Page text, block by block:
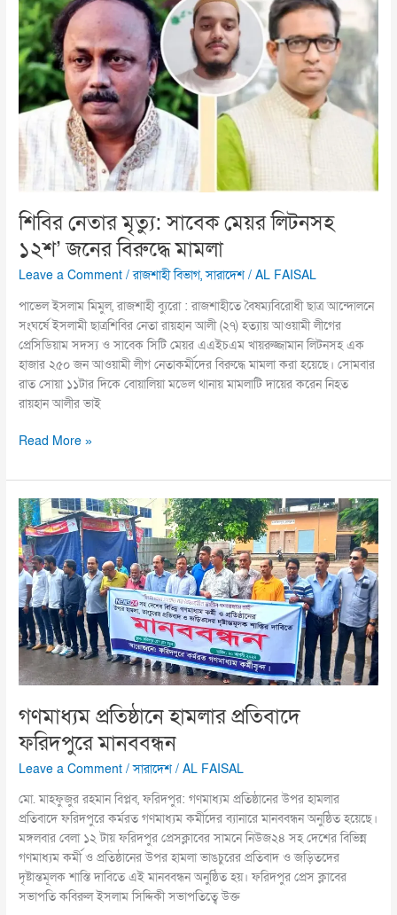
শিবির নেতার মৃত্যু: সাবেক মেয়র লিটনসহ
১২শ’ জনের বিরুদ্ধে মামলা
Leave a Comment /রাজশাহী বিভাগ,সারাদেশ /AL FAISAL
পাভেল ইসলাম মিমুল, রাজশাহী ব্যুরো : রাজশাহীতে বৈষম্যবিরোধী ছাত্র আন্দোলনে
সংঘর্ষে ইসলামী ছাত্রশিবির নেতা রায়হান আলী (২৭) হত্যায় আওয়ামী লীগের
প্রেসিডিয়াম সদস্য ও সাবেক সিটি মেয়র এএইচএম খায়রুজ্জামান লিটনসহ এক
হাজার ২৫০ জন আওয়ামী লীগ নেতাকর্মীদের বিরুদ্ধে মামলা করা হয়েছে। সোমবার
রাত সোয়া ১১টার দিকে বোয়ালিয়া মডেল থানায় মামলাটি দায়ের করেন নিহত
রায়হান আলীর ভাই
নেতার
মৃত্যু:
সাবেক
মেয়র
লিটনসহ
১২শ’
জনের
বিরুদ্ধে
মামলা
Read More »
গণমাধ্যম প্রতিষ্ঠানে হামলার প্রতিবাদে
ফরিদপুরে মানববন্ধন
Leave a Comment /সারাদেশ /AL FAISAL
মো. মাহফুজুর রহমান বিপ্লব, ফরিদপুর: গণমাধ্যম প্রতিষ্ঠানের উপর হামলার
প্রতিবাদে ফরিদপুরে কর্মরত গণমাধ্যম কর্মীদের ব্যানারে মানববন্ধন অনুষ্ঠিত হয়েছে।
মঙ্গলবার বেলা ১২ টায় ফরিদপুর প্রেসক্লাবের সামনে নিউজ২৪ সহ দেশের বিভিন্ন
গণমাধ্যম কর্মী ‌ও প্রতিষ্ঠানের উপর হামলা ভাঙচুরের প্রতিবাদ ও জড়িতদের
দৃষ্টান্তমূলক শাস্তি দাবিতে এই মানববন্ধন অনুষ্ঠিত হয়। ফরিদপুর প্রেস ক্লাবের
সভাপতি কবিরুল ইসলাম সিদ্দিকী সভাপতিত্বে উক্ত
গণমাধ্যম
প্রতিষ্ঠানে
হামলার
প্রতিবাদে
ফরিদপুরে
মানববন্ধন